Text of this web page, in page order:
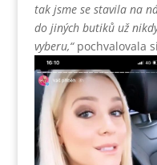
tak jsme se stavila na
do jiných butiků už
vyberu,“pochvalovala